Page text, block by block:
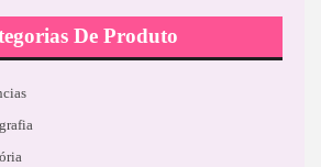
De Produto